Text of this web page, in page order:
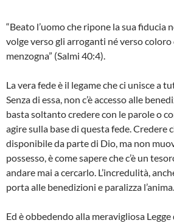
“Beato l’uomo che ripone la sua fiducia
volge verso gli arroganti né verso coloro
menzogna” (Salmi 40:4).
La vera fede è il legame che ci unisce a
Senza di essa, non c’è accesso alle
basta soltanto credere con le parole o
agire sulla base di questa fede. Credere
disponibile da parte di Dio, ma non
possesso, è come sapere che c’è un
andare mai a cercarlo. L’incredulità,
porta alle benedizioni e paralizza l’anima.
Ed è obbedendo alla meravigliosa